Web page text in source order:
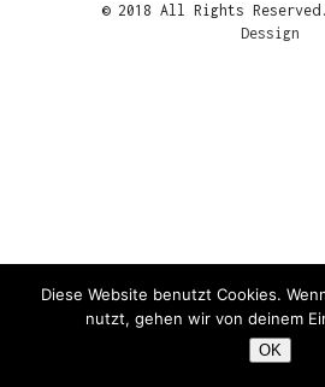
© 2018 All Rights
Dessign
Diese Website benutzt Cookies.
nutzt, gehen wir von deinem
OK